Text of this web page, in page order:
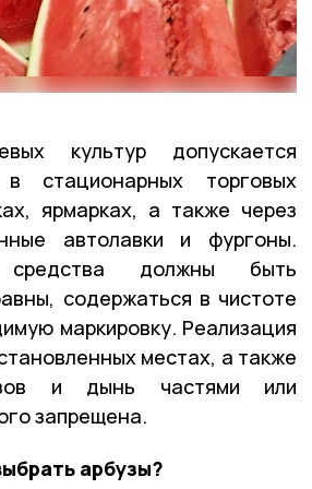
культур допускается
в стационарных торговых
ярмарках, а также через
автолавки и фургоны.
средства должны быть
содержаться в чистоте
маркировку. Реализация
местах, а также
и дынь частями или
запрещена.
арбузы?